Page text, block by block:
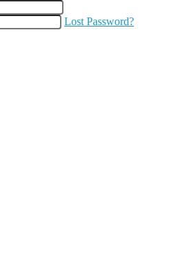
Lost Password?